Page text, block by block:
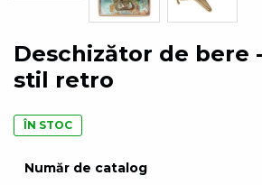
Deschizător de bere
stil retro
ÎN STOC
Număr de catalog